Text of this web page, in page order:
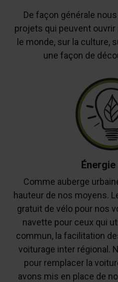
De façon générale
projets qui peuvent
le monde, sur la culture,
une façon de
Comme auberge
hauteur de nos moyens.
gratuit de vélo pour nos
navette pour ceux qui
commun, la facilitation
voiturage inter régional.
pour remplacer la
avons mis en place de